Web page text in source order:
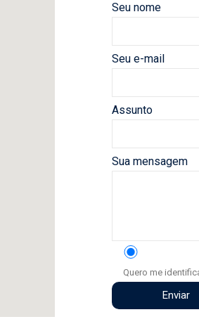
Seu nome
Seu e-mail
Assunto
Sua mensagem
Quero me